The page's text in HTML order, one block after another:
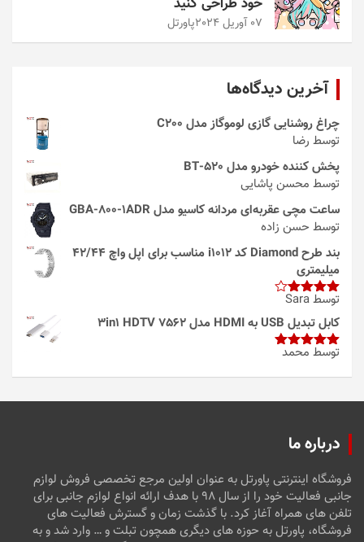
خود طراحی کنید
07 آوریل 2024 پاورتل
آخرین دیدگاه‌ها
چراغ روشنایی گازی لوموگاز مدل C200
توسط رضا
پخش کننده خودرو مدل 520-BT
توسط محسن پاشایی
ساعت مچی عقربه‌ای مردانه کاسیو مدل GBA-800-1ADR
توسط حسن زاده
بند طرح Diamond کد i1012 مناسب برای اپل واچ 42/44
میلیمتری
امتیاز4
از 5
توسط Sara
کابل تبدیل USB به HDMI مدل 3in1 HDTV 7562
امتیاز5از
توسط محمد
درباره ما
فروشگاه اینترنتی پاورتل به عنوان اولین مرجع تخصصی فروش لوازم
جانبی فعالیت خود را از سال ۹۸ با هدف ارائه انواع لوازم جانبی برای
تلفن های همراه آغاز کرد. با گذشت زمان و گسترش فعالیت های
فروشگاه، پاورتل به حوزه های دیگری همچون تبلت و … وارد شد و به